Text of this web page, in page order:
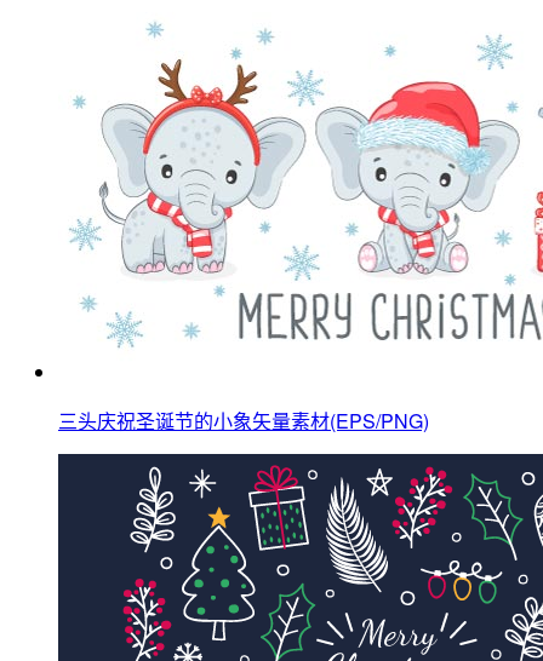
三头庆祝圣诞节的小象矢量素材(EPS/PNG)